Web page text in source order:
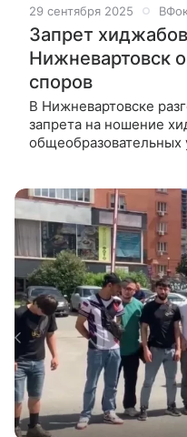
29 сентября 2025
Запрет
Нижневартовск
споров
В Нижневартовске
запрета на ношение